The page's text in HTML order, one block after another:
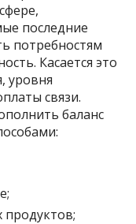
последние
потребностям
Касается это
уровня
связи.
баланс
продуктов;